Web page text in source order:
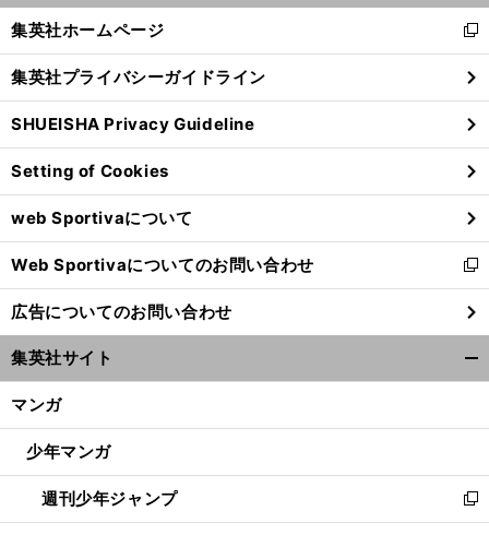
閉
る
集英社ホームページ
新
し
い
ウ
ィ
ン
ド
ウ
で
開
く
集英社プライバシーガイドライン
SHUEISHA Privacy Guideline
Setting of Cookies
web Sportivaについて
Web Sportivaについてのお問い合わせ
新
し
い
ウ
ィ
ン
ウ
開
く
広告についてのお問い合わせ
集英社サイト
マンガ
少年マンガ
週刊少年ジャンプ
新
し